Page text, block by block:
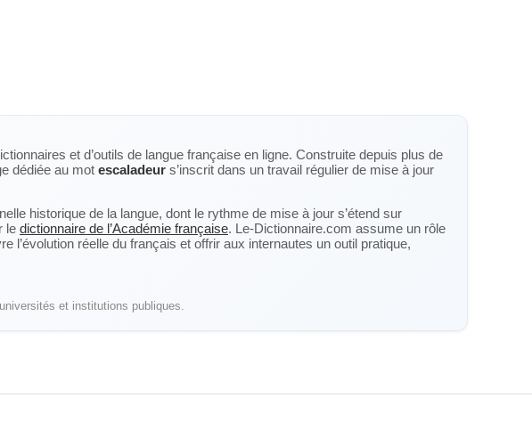
et d’outils de langue française en ligne. Construite depuis plus de
dédiée au mot escaladeur s’inscrit dans un travail régulier de mise à jour
historique de la langue, dont le rythme de mise à jour s’étend sur
le dictionnaire de l’Académie française. Le-Dictionnaire.com assume un rôle
réelle du français et offrir aux internautes un outil pratique,
et institutions publiques.